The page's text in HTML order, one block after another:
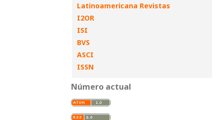
Latinoamericana Revistas
I2OR
ISI
BVS
ASCI
ISSN
Número actual